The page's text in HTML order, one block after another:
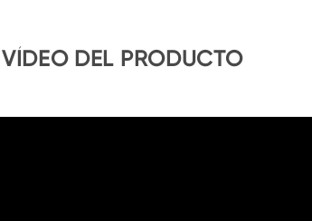
VÍDEO DEL PRODUCTO